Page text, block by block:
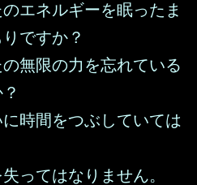
エネルギーを眠ったま
ですか？
無限の力を忘れている
に時間をつぶしていては
ってはなりません。